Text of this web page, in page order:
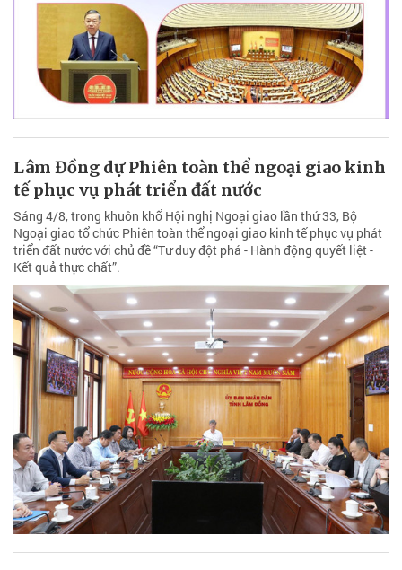
Lâm Đồng dự Phiên toàn thể ngoại giao kinh
tế phục vụ phát triển đất nước
Sáng 4/8, trong khuôn khổ Hội nghị Ngoại giao lần thứ 33, Bộ
Ngoại giao tổ chức Phiên toàn thể ngoại giao kinh tế phục vụ phát
triển đất nước với chủ đề “Tư duy đột phá - Hành động quyết liệt -
Kết quả thực chất”.